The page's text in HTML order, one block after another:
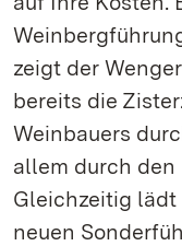
zeigt der
bereits die
Weinbauers
allem durch den
Gleichzeitig lädt
neuen